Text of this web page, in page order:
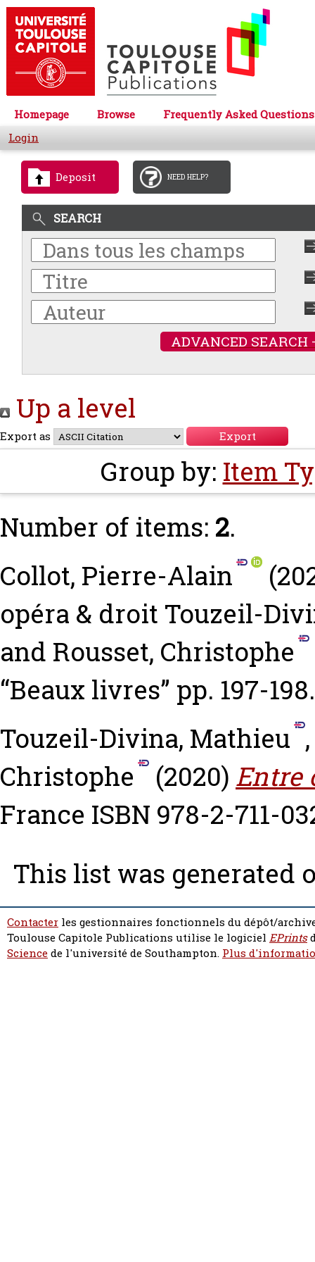
Homepage Browse
Frequently Asked Questions
Login
Deposit NEED HELP?
SEARCH
ADVANCED SEARCH
Up a level
Export as
Group by: Item
Number of items: 2.
Collot, Pierre-Alain
opéra & droit Touzeil-
and Rousset, Christophe
“Beaux livres” pp. 197-
Touzeil-Divina, Mathieu
Christophe
(2020) Entre
France ISBN 978-2-711-
This list was generated
Contacter les gestionnaires fonctionnels du dépôt/
Toulouse Capitole Publications utilise le logiciel EPrints
Sciencede l'université de Southampton. Plus